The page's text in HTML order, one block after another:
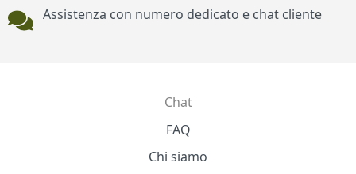
Assistenza con numero dedicato e chat cliente
Chat
FAQ
Chi siamo